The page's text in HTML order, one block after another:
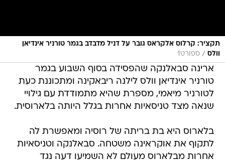
תקציר: קרלוס אלקראס גובר על דניל מדבדב בגמר טורניר אינדיאן
וולס / ספורט1
ארינה סבאלנקה שהפסידה בסוף השבוע בגמר
טורניר אינדיאן וולס לילנה ריבאקינה ומתכוננת כעת
לטורניר מיאמי, מספרת שהיא מתמודדת עם גילויי
שנאה מצד טניסאיות אחרות בגלל היותה בלארוסית.
בלארוס היא בת בריתה של רוסיה ומאפשרת לה
לתקוף את אוקראינה משטחה. סבאלנקה וטניסאיות
אחרות מבלארוס מעולם לא השמיעו דעה נגד